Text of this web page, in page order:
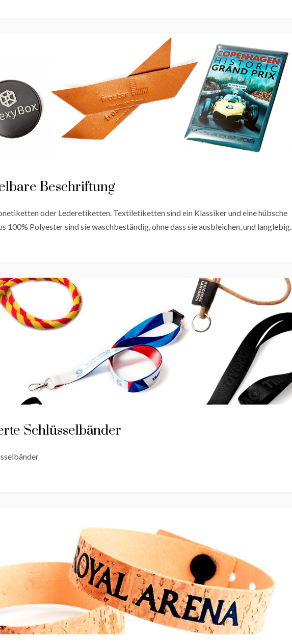
Beschriftung
oder Lederetiketten. Textiletiketten sind ein Klassiker und eine hübsche
100% Polyester sind sie waschbeständig, ohne dass sie ausbleichen, und langlebig.
Schlüsselbänder